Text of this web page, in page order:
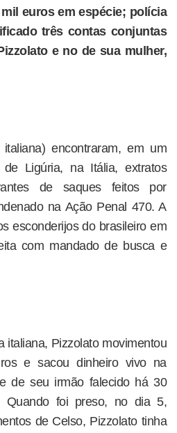
euros em espécie; polícia
três contas conjuntas
e no de sua mulher,
encontraram, em um
Ligúria, na Itália, extratos
de saques feitos por
na Ação Penal 470. A
esconderijos do brasileiro em
com mandado de busca e
italiana, Pizzolato movimentou
e sacou dinheiro vivo na
de seu irmão falecido há 30
Quando foi preso, no dia 5,
de Celso, Pizzolato tinha